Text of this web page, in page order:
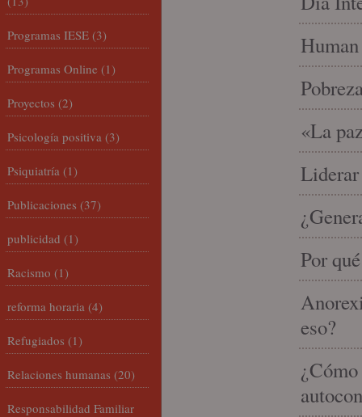
«La
Liderar
Por
eso?
Programas IESE (3)
Programas Online (1)
Proyectos (2)
Psicología positiva (3)
Psiquiatría (1)
Publicaciones (37)
publicidad (1)
Racismo (1)
reforma horaria (4)
Refugiados (1)
Relaciones humanas (20)
Responsabilidad Familiar